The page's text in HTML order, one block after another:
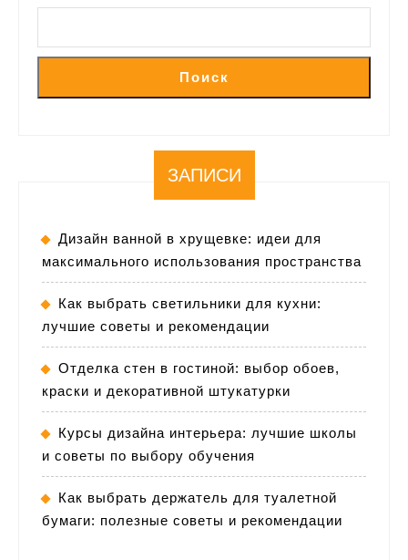
Поиск
ЗАПИСИ
Дизайн ванной в хрущевке: идеи для
максимального использования пространства
Как выбрать светильники для кухни:
лучшие советы и рекомендации
Отделка стен в гостиной: выбор обоев,
краски и декоративной штукатурки
Курсы дизайна интерьера: лучшие школы
и советы по выбору обучения
Как выбрать держатель для туалетной
бумаги: полезные советы и рекомендации